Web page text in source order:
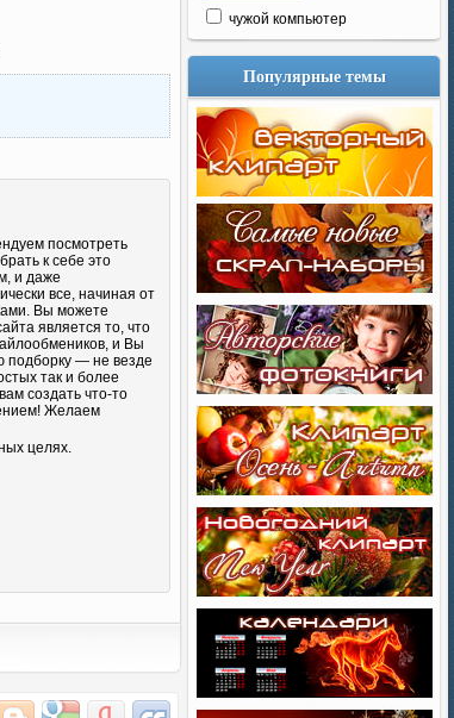
посмотреть
к себе это
и даже
все, начиная от
Вы можете
является то, что
и Вы
подборку — не везде
так и более
создать что-то
Желаем
целях.
чужой компьютер
Популярные темы